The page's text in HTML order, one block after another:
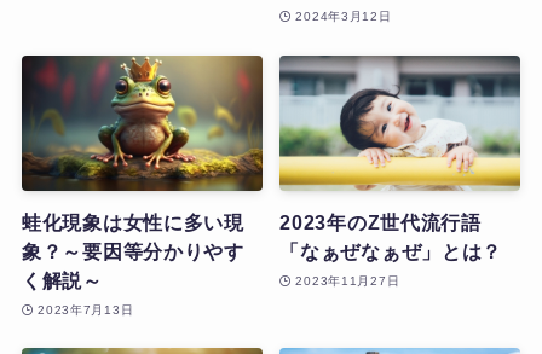
2024年3月12日
蛙化現象は女性に多い現
象？～要因等分かりやす
く解説～
2023年7月13日
2023年のZ世代流行語
「なぁぜなぁぜ」とは？
2023年11月27日